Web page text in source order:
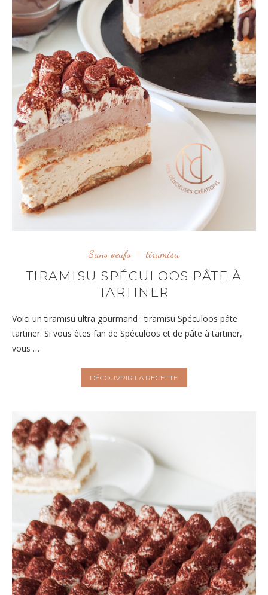
Sans oeufs tiramisu
TIRAMISU SPÉCULOOS PÂTE À
TARTINER
Voici un tiramisu ultra gourmand : tiramisu Spéculoos pâte
tartiner. Si vous êtes fan de Spéculoos et de pâte à tartiner,
vous …
DÉCOUVRIR LA RECETTE